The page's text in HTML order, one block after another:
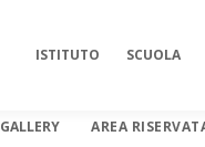
ISTITUTO SCUOLA
GALLERY AREA